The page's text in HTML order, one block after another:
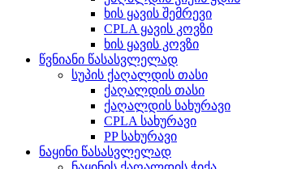
ხის ყავის შემრევი
CPLA ყავის კოვზი
ხის ყავის კოვზი
წვნიანი წასასვლელად
სუპის ქაღალდის თასი
ქაღალდის თასი
ქაღალდის სახურავი
CPLA სახურავი
PP სახურავი
ნაყინი წასასვლელად